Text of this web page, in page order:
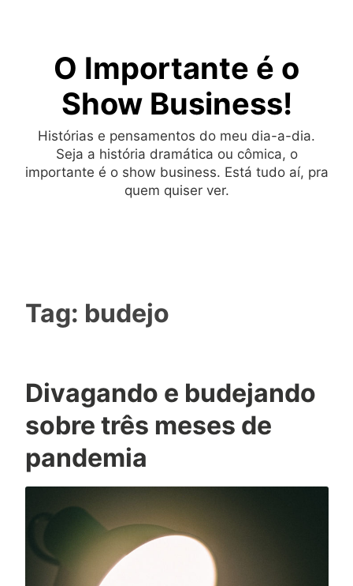
O Importante é o
Show Business!
Histórias e pensamentos do meu dia-a-dia.
Seja a história dramática ou cômica, o
importante é o show business. Está tudo aí, pra
quem quiser ver.
Tag: budejo
Divagando e budejando
sobre três meses de
pandemia